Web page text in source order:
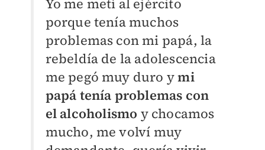
Yo me metí al ejército
porque tenía muchos
problemas con mi papá, la
rebeldía de la adolescencia
me pegó muy duro ymi
papá tenía problemas con
el alcoholismo y chocamos
mucho, me volví muy